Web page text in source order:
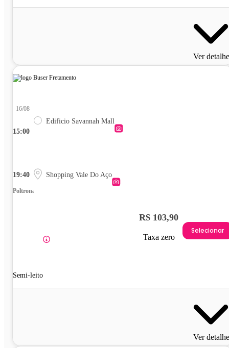
Ver
15:00
16/08
Edificio Savannah Mall
19:40 Shopping Vale Do Aço
Poltrona
Semi-leito
R$ 103,90
Taxa zero
Selecionar
Ver